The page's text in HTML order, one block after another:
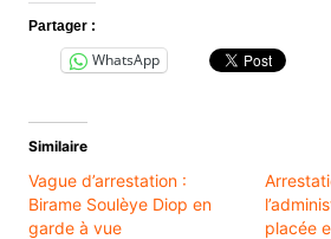
Partager :
WhatsApp
Similaire
Vague d’arrestation :
Birame Soulèye Diop en
garde à vue
placée